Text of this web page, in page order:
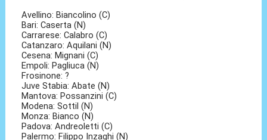
Avellino: Biancolino (C)
Bari: Caserta (N)
Carrarese: Calabro (C)
Catanzaro: Aquilani (N)
Cesena: Mignani (C)
Empoli: Pagliuca (N)
Frosinone: ?
Juve Stabia: Abate (N)
Mantova: Possanzini (C)
Modena: Sottil (N)
Monza: Bianco (N)
Padova: Andreoletti (C)
Palermo: Filippo Inzaghi (N)